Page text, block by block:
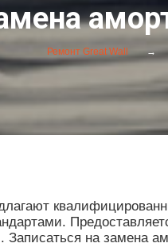
Ремонт Great Wall
на замена